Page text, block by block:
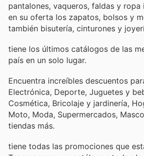
pantalones, vaqueros, faldas y
en su oferta los zapatos, bolsos y
también bisutería, cinturones y
tiene los últimos catálogos de las
país en un solo lugar.
Encuentra increíbles descuentos
Electrónica, Deporte, Juguetes y
Cosmética, Bricolaje y jardinería,
Moto, Moda, Supermercados,
tiendas más.
tiene todas las promociones que